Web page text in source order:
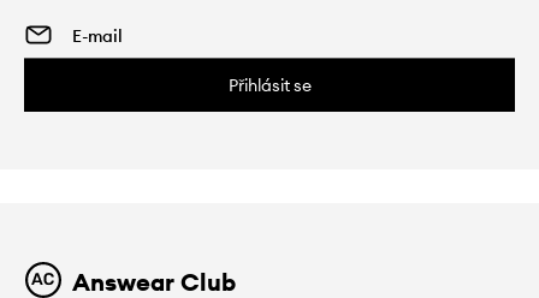
Přihlásit se
Answear Club